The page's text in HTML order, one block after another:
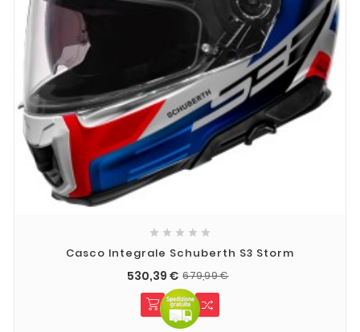
    
Casco Integrale Schuberth S3 Storm
530,39 € 679,99 €